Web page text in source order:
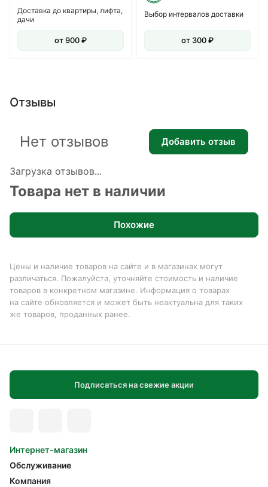
Доставка до квартиры, лифта,
дачи
от 900 ₽
Выбор интервалов доставки
от 300 ₽
Отзывы
Загрузка отзывов...
Нет отзывов Добавить отзыв
Товара нет в наличии
Похожие
Цены и наличие товаров на сайте и в магазинах могут
различаться. Пожалуйста, уточняйте стоимость и наличие
товаров в конкретном магазине. Информация о товарах
на сайте обновляется и может быть неактуальна для таких
же товаров, проданных ранее.
Подписаться на свежие акции
Интернет-магазин
Обслуживание
Компания